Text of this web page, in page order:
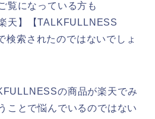
覧になっている方も
天】【TALKFULLNESS
検索されたのではないでしょ
の商品が楽天でみ
ことで悩んでいるのではない